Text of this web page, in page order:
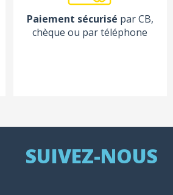
Paiement sécurisé par CB,
chèque ou par téléphone
SUIVEZ-NOUS